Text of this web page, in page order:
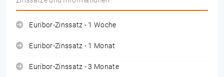
Euribor-Zinssatz - 1 Woche
Euribor-Zinssatz - 1 Monat
Euribor-Zinssatz - 3 Monate